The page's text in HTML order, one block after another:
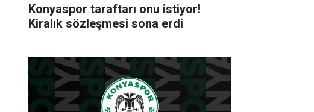
Konyaspor taraftarı onu istiyor!
Kiralık sözleşmesi sona erdi